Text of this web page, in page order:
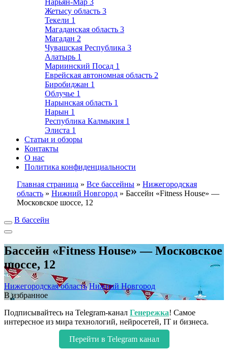
Нарьян-Мар 3
Жетысу область 3
Текели 1
Магаданская область 3
Магадан 2
Чувашская Республика 3
Алатырь 1
Мариинский Посад 1
Еврейская автономная область 2
Биробиджан 1
Облучье 1
Нарынская область 1
Нарын 1
Республика Калмыкия 1
Элиста 1
Статьи и обзоры
Контакты
О нас
Политика конфиденциальности
Главная страница » Все бассейны » Нижегородская
область » Нижний Новгород » Бассейн «Fitness House» —
Московское шоссе, 12
В бассейн
Бассейн «Fitness House» — Московское
шоссе, 12
Нижегородская область Нижний Новгород
В избранное
Подписывайтесь на Telegram-канал Генережка! Самое
интересное из мира технологий, нейросетей, IT и бизнеса.
Перейти в Telegram канал